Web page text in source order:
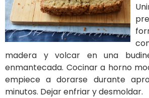
madera y volcar en una
enmantecada. Cocinar a horno
empiece a dorarse durante
minutos. Dejar enfriar y desmoldar.